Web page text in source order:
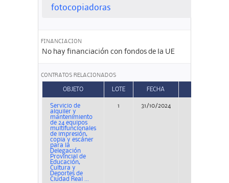
fotocopiadoras
FINANCIACION
No hay financiación con fondos de la UE
CONTRATOS RELACIONADOS
OBJETO LOTE FECHA
Servicio de
alquiler y
mantenimiento
de 24 equipos
multifuncionales
de impresión,
copia y escáner
para la
Delegación
Provincial de
Educación,
Cultura y
Deportes de
Ciudad Real ...
1 31/10/2024